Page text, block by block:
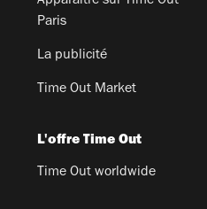
Paris
La publicité
Time Out Market
L'offre Time Out
Time Out worldwide